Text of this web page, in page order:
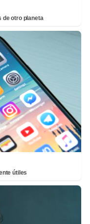
de otro planeta
útiles